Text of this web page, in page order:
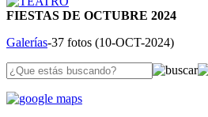
FIESTAS DE OCTUBRE 2024
Galerías-37 fotos (10-OCT-2024)